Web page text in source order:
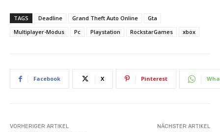
TAGS Deadline Grand Theft Auto Online
Gta
Multiplayer-Modus
Pc Playstation RockstarGames xbox
Facebook X Pinterest
VORHERIGER ARTIKEL NÄCHSTER ARTIKEL